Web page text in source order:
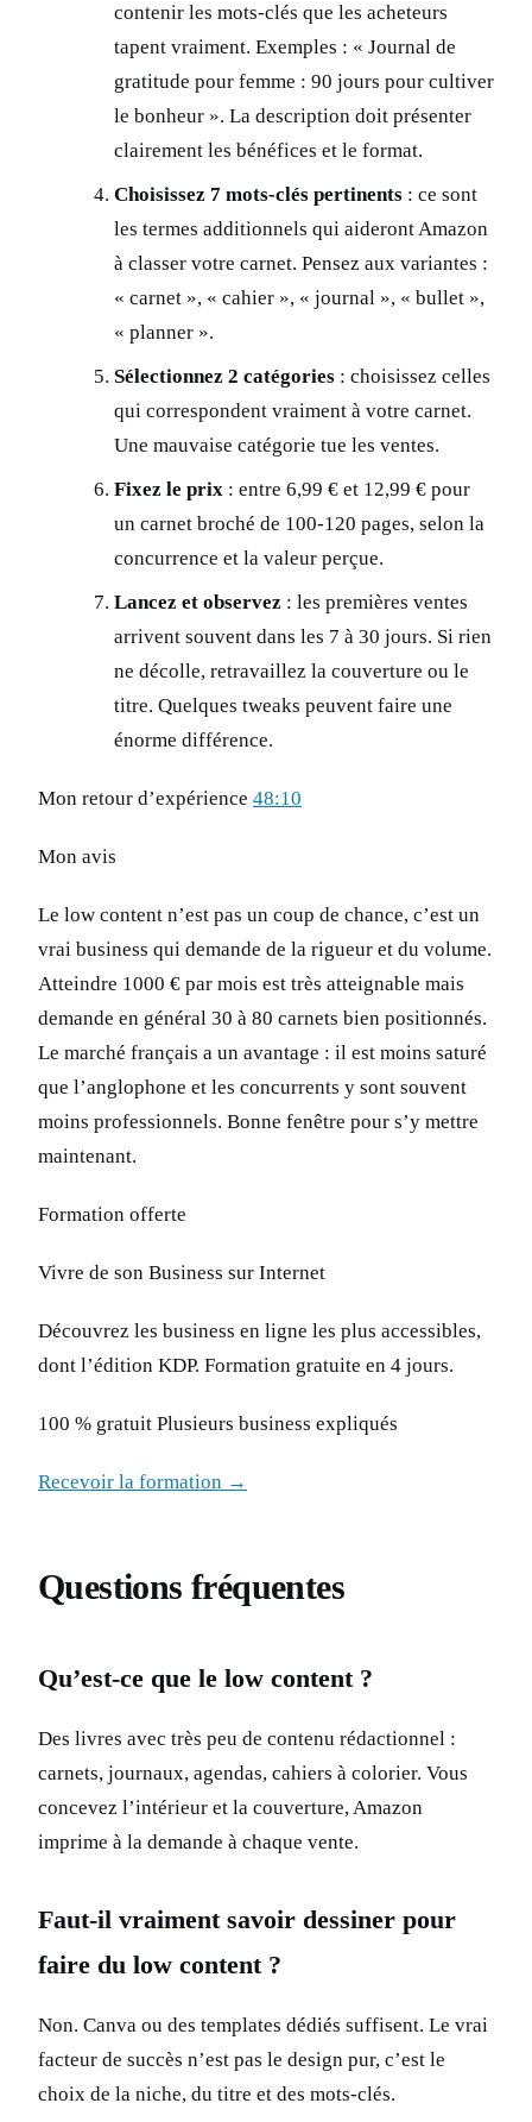
contenir les mots-clés que les acheteurs
tapent vraiment. Exemples : « Journal de
gratitude pour femme : 90 jours pour cultiver
le bonheur ». La description doit présenter
clairement les bénéfices et le format.
Choisissez 7 mots-clés pertinents : ce sont
les termes additionnels qui aideront Amazon
à classer votre carnet. Pensez aux variantes :
« carnet », « cahier », « journal », « bullet »,
« planner ».
Sélectionnez 2 catégories : choisissez celles
qui correspondent vraiment à votre carnet.
Une mauvaise catégorie tue les ventes.
Fixez le prix : entre 6,99 € et 12,99 € pour
un carnet broché de 100-120 pages, selon la
concurrence et la valeur perçue.
Lancez et observez : les premières ventes
arrivent souvent dans les 7 à 30 jours. Si rien
ne décolle, retravaillez la couverture ou le
titre. Quelques tweaks peuvent faire une
énorme différence.
Mon retour d’expérience 48:10
Mon avis
Le low content n’est pas un coup de chance, c’est un
vrai business qui demande de la rigueur et du volume.
Atteindre 1000 € par mois est très atteignable mais
demande en général 30 à 80 carnets bien positionnés.
Le marché français a un avantage : il est moins saturé
que l’anglophone et les concurrents y sont souvent
moins professionnels. Bonne fenêtre pour s’y mettre
maintenant.
Formation offerte
Vivre de son Business sur Internet
Découvrez les business en ligne les plus accessibles,
dont l’édition KDP. Formation gratuite en 4 jours.
100 % gratuit Plusieurs business expliqués
Recevoir la formation →
Questions fréquentes
Qu’est-ce que le low content ?
Des livres avec très peu de contenu rédactionnel :
carnets, journaux, agendas, cahiers à colorier. Vous
concevez l’intérieur et la couverture, Amazon
imprime à la demande à chaque vente.
Faut-il vraiment savoir dessiner pour
faire du low content ?
Non. Canva ou des templates dédiés suffisent. Le vrai
facteur de succès n’est pas le design pur, c’est le
choix de la niche, du titre et des mots-clés.